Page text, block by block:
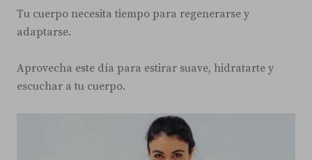
Tu cuerpo necesita tiempo para regenerarse y
adaptarse.
Aprovecha este día para estirar suave, hidratarte y
escuchar a tu cuerpo.